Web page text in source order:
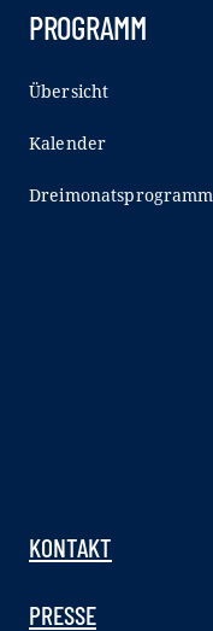
PROGRAMM
Übersicht
Kalender
Dreimonatsprogramm
KONTAKT
PRESSE